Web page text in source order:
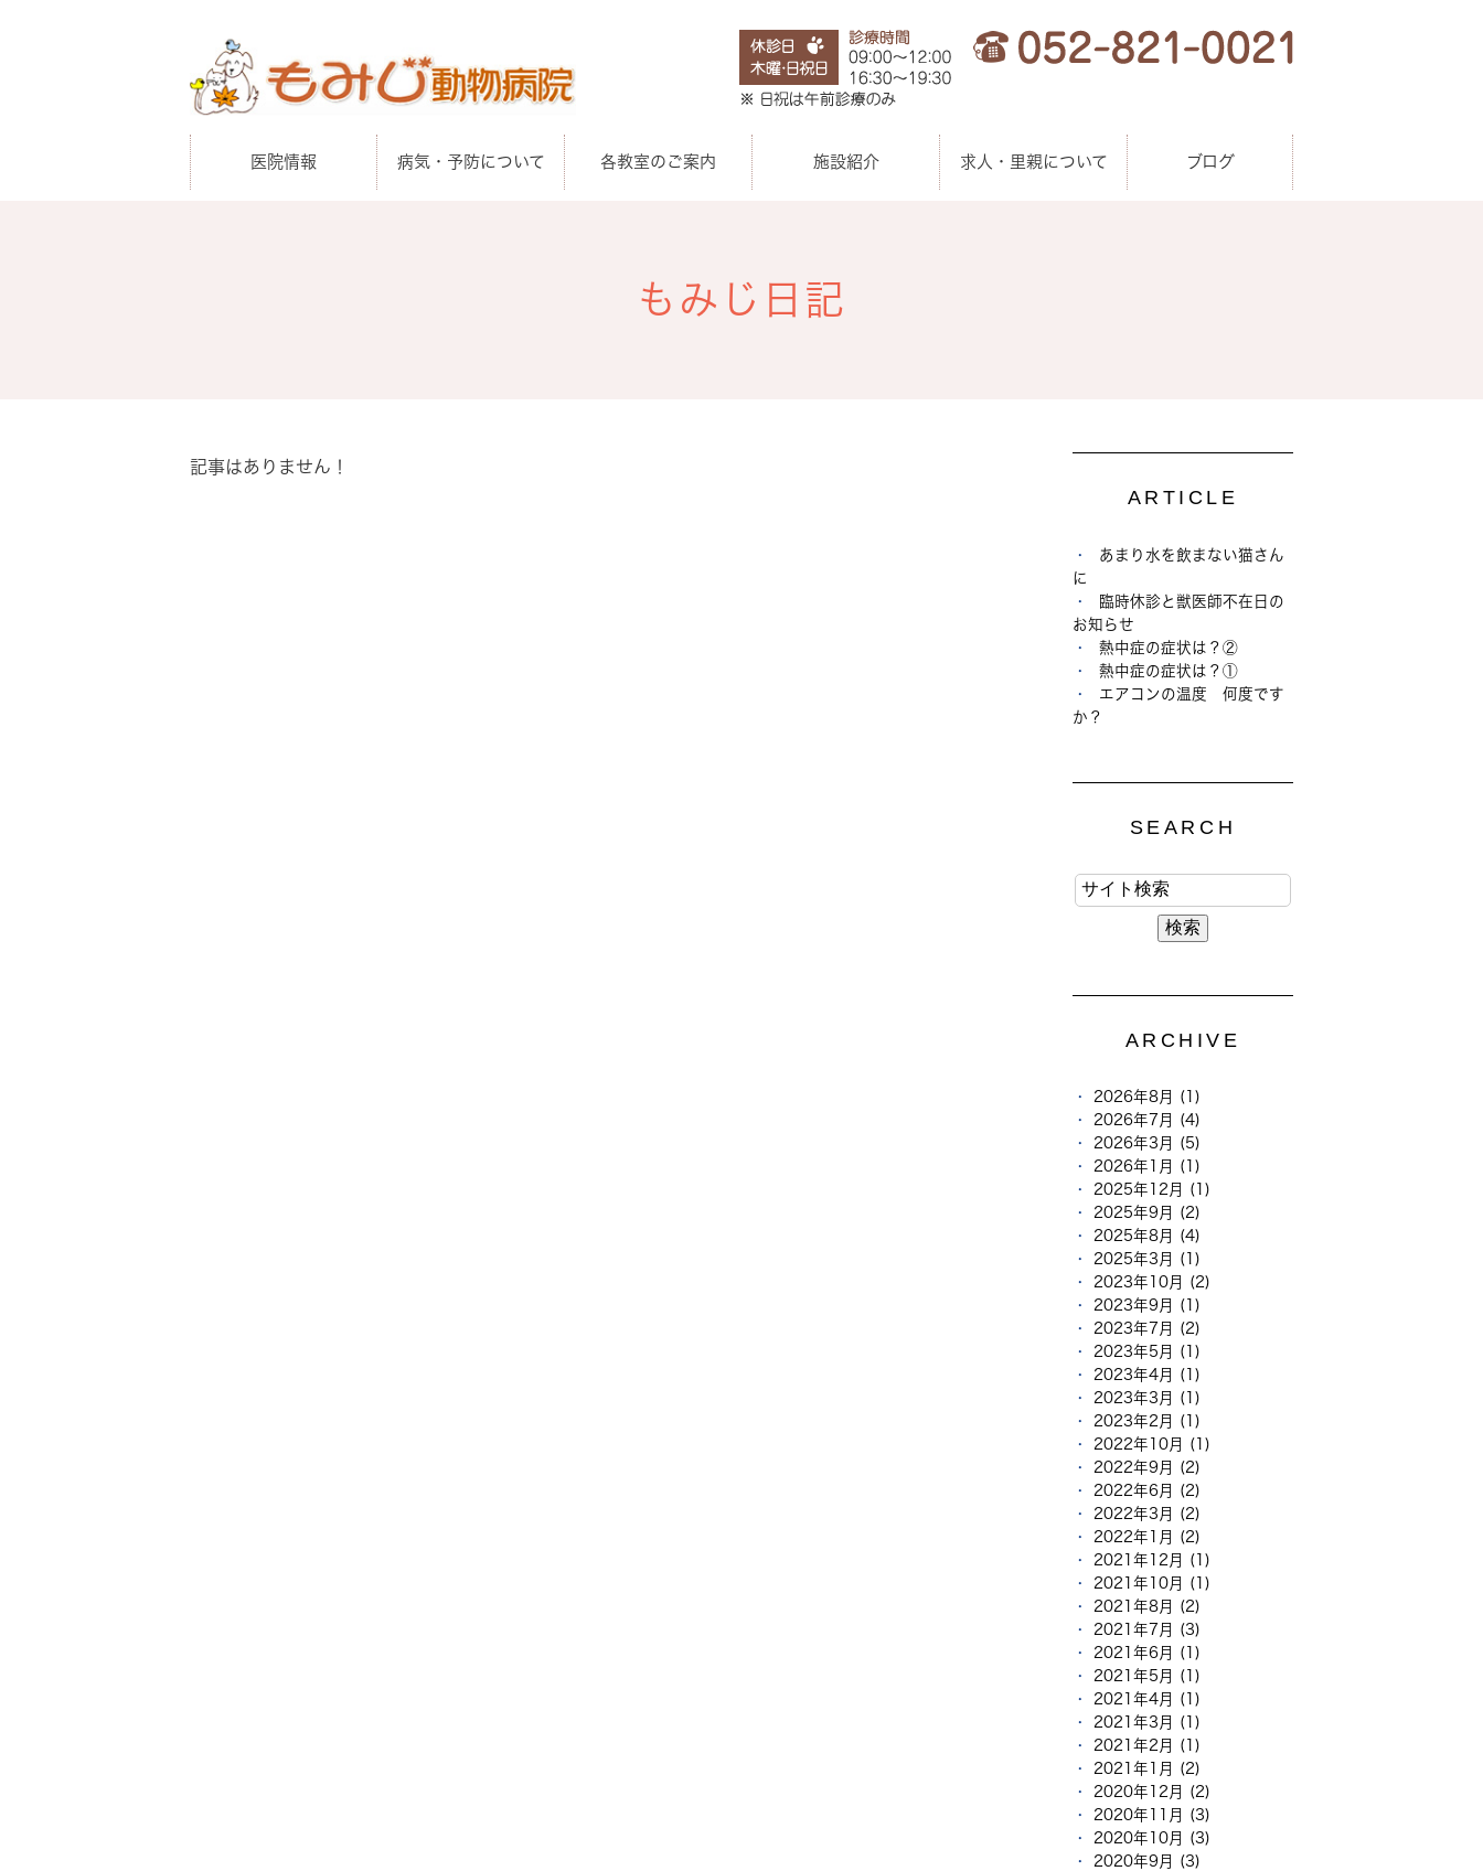
医院情報 病気・予防について 各教室のご案内 施設紹介 求人・里親について ブログ
もみじ日記
記事はありません！
ARTICLE
あまり水を飲まない猫さん
に
臨時休診と獣医師不在日の
お知らせ
熱中症の症状は？②
熱中症の症状は？①
エアコンの温度 何度です
か？
SEARCH
ARCHIVE
2026年8月 (1)
2026年7月 (4)
2026年3月 (5)
2026年1月 (1)
2025年12月 (1)
2025年9月 (2)
2025年8月 (4)
2025年3月 (1)
2023年10月 (2)
2023年9月 (1)
2023年7月 (2)
2023年5月 (1)
2023年4月 (1)
2023年3月 (1)
2023年2月 (1)
2022年10月 (1)
2022年9月 (2)
2022年6月 (2)
2022年3月 (2)
2022年1月 (2)
2021年12月 (1)
2021年10月 (1)
2021年8月 (2)
2021年7月 (3)
2021年6月 (1)
2021年5月 (1)
2021年4月 (1)
2021年3月 (1)
2021年2月 (1)
2021年1月 (2)
2020年12月 (2)
2020年11月 (3)
2020年10月 (3)
2020年9月 (3)